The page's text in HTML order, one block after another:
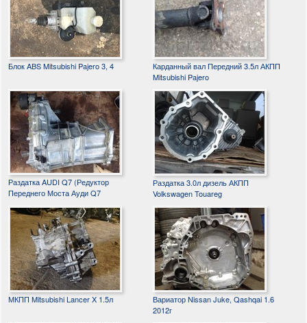
Блок ABS Mitsubishi Pajero 3, 4
Карданный вал Передний 3.5л АКПП
Mitsubishi Pajero
Раздатка AUDI Q7 (Редуктор
Переднего Моста Ауди Q7
Раздатка 3.0л дизель АКПП
Volkswagen Touareg
МКПП Mitsubishi Lancer X 1.5л
Вариатор Nissan Juke, Qashqai 1.6
2012г